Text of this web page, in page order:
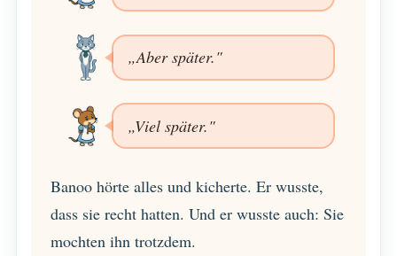
„Aber später."
„Viel später."
Banoo hörte alles und kicherte. Er wusste,
dass sie recht hatten. Und er wusste auch: Sie
mochten ihn trotzdem.